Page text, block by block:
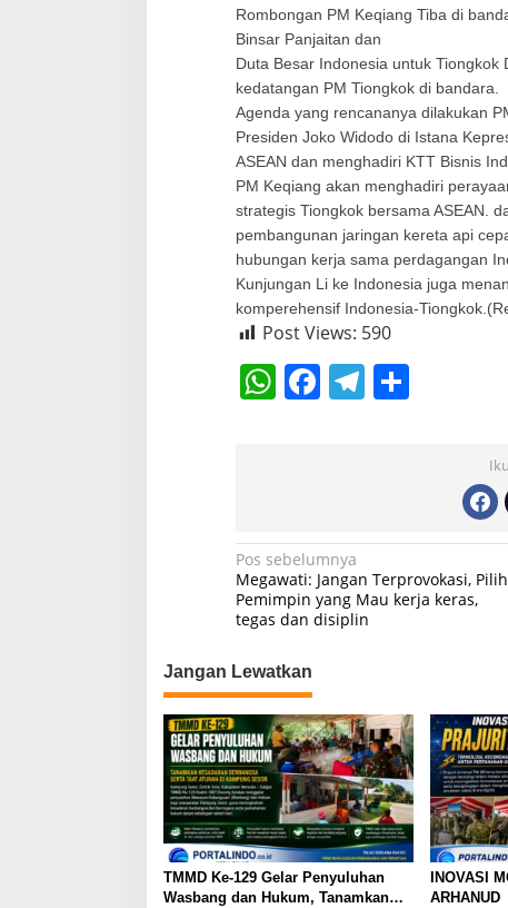
n
k
o
L
h
u
t
Rombongan PM Keqiang Tiba di
Binsar Panjaitan dan
Duta Besar Indonesia untuk Tiongkok
kedatangan PM Tiongkok di bandara.
Agenda yang rencananya dilakukan
Presiden Joko Widodo di Istana
ASEAN dan menghadiri KTT Bisnis
PM Keqiang akan menghadiri
strategis Tiongkok bersama ASEAN.
pembangunan jaringan kereta api
hubungan kerja sama perdagangan
Kunjungan Li ke Indonesia juga
komperehensif Indonesia-
Post Views: 590
W
p
p
F
o
o
k
T
m
S
N
a
v
i
g
a
s
i
p
o
s
Pos sebelumnya
Megawati: Jangan Terprovokasi, Pilih
Pemimpin yang Mau kerja keras,
tegas dan disiplin
Jangan Lewatkan
TMMD Ke-129 Gelar Penyuluhan
Wasbang dan Hukum, Tanamkan
INOVASI
ARHANUD